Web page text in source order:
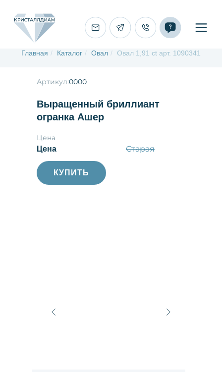
Главная / Каталог / Овал / Овал 1,91 ct арт. 1090341
Выращенный бриллиант
огранка Ашер
Артикул:0000
Старая
Цена
Цена
КУПИТЬ